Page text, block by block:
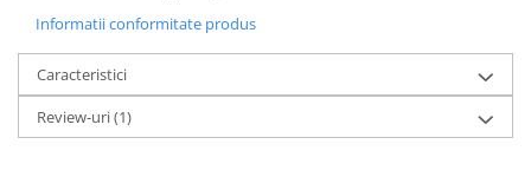
Informatii conformitate produs
Caracteristici
Review-uri(1)